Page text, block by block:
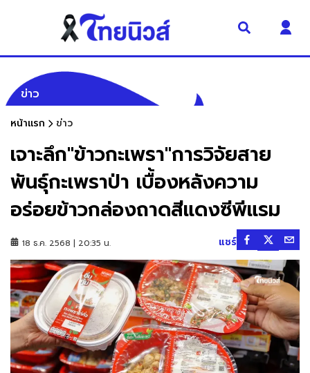
ข่าว
หน้าแรก ข่าว
เจาะลึก"ข้าวกะเพรา"การวิจัยสาย
พันธุ์กะเพราป่า เบื้องหลังความ
อร่อยข้าวกล่องถาดสีแดงซีพีแรม
18 ธ.ค. 2568 | 20:35 น. แชร์